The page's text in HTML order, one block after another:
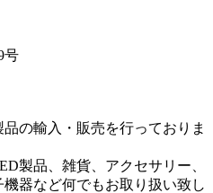
号
の輸入・販売を行っておりま
製品、雑貨、アクセサリー、
器など何でもお取り扱い致し